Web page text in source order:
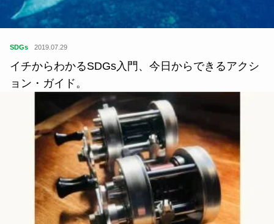
SDGs 2019.07.29
イチからわかるSDGs入門、今日からできるアクシ
ョン・ガイド。